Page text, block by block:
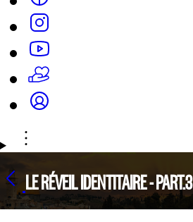
LE RÉVEIL IDENTITAIRE - PART.3